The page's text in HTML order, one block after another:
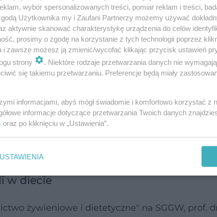
194 kraje członkowskie. Każdy z nich
podaży soli w żywności do 2030 roku. Jak
5 proc. krajów wszczęła politykę redukcji sodu.
Chile, Czechy, Hiszpania, Meksyk czy
w diecie
żywieniowe i dietetyczne" na SGGW, prof.
wybór spersonalizowanych treści, pomiar reklam i treści,
Użytkownika my i Zaufani Partnerzy możemy używać
aktywnie skanować charakterystykę urządzenia do celów
prosimy o zgodę na korzystanie z tych technologii poprzez
i zawsze możesz ją zmienić/wycofać klikając przycisk ustawień
strony
. Niektóre rodzaje przetwarzania danych nie
się takiemu przetwarzaniu. Preferencje będą miały
informacjami, abyś mógł świadomie i komfortowo korzystać z
informacje dotyczące przetwarzania Twoich danych
oraz po kliknięciu w „Ustawienia”.
USTAWIENIA